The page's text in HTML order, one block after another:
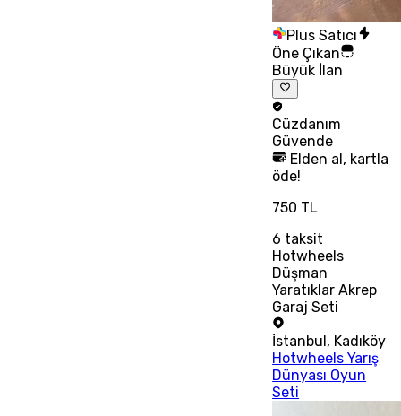
Plus Satıcı
Öne Çıkan
Büyük İlan
Cüzdanım
Güvende
Elden al, kartla
öde!
750 TL
6 taksit
Hotwheels
Düşman
Yaratıklar Akrep
Garaj Seti
İstanbul , Kadıköy
Hotwheels Yarış
Dünyası Oyun
Seti